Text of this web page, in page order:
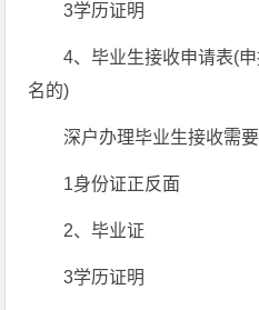
3学历证明
4、毕业生接收申请表(
名的)
深户办理毕业生接收需
1身份证正反面
2、毕业证
3学历证明